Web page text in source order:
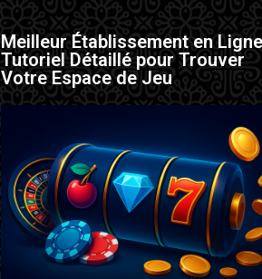
Meilleur Établissement en
Tutoriel Détaillé pour Trouver
Votre Espace de Jeu